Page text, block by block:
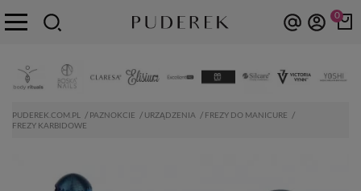
0
PUDEREK.COM.PL PAZNOKCIE URZĄDZENIA
FREZY DO MANICURE
FREZY KARBIDOWE